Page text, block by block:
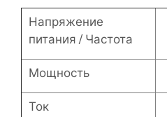
Напряжение
питания / Частота
Мощность
Ток